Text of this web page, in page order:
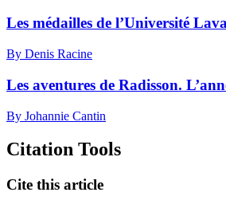
Les médailles de l’Université
By Denis Racine
Les aventures de Radisson.
By Johannie Cantin
Citation Tools
Cite this article